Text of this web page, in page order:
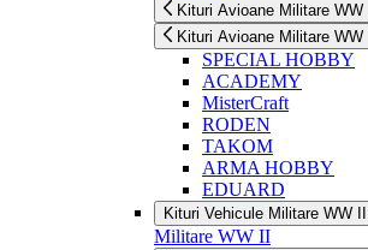
Kituri Avioane Militare WW I
Kituri Avioane Militare WW I
SPECIAL HOBBY
ACADEMY
MisterCraft
RODEN
TAKOM
ARMA HOBBY
EDUARD
Kituri Vehicule Militare WW II
Militare WW II